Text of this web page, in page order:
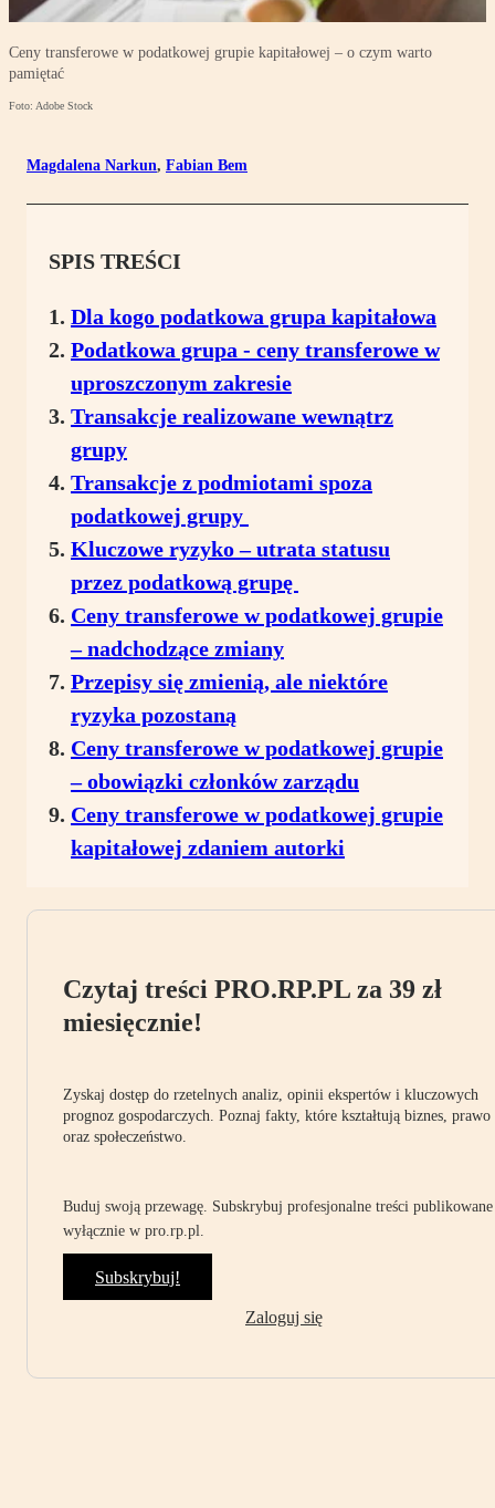
Ceny transferowe w podatkowej grupie kapitałowej – o czym warto
pamiętać
Foto: Adobe Stock
Magdalena Narkun, Fabian Bem
SPIS TREŚCI
Dla kogo podatkowa grupa kapitałowa
Podatkowa grupa - ceny transferowe w
uproszczonym zakresie
Transakcje realizowane wewnątrz
grupy
Transakcje z podmiotami spoza
podatkowej grupy
Kluczowe ryzyko – utrata statusu
przez podatkową grupę
Ceny transferowe w podatkowej grupie
– nadchodzące zmiany
Przepisy się zmienią, ale niektóre
ryzyka pozostaną
Ceny transferowe w podatkowej grupie
– obowiązki członków zarządu
Ceny transferowe w podatkowej grupie
kapitałowej zdaniem autorki
Czytaj treści PRO.RP.PL za 39 zł
miesięcznie!
Zyskaj dostęp do rzetelnych analiz, opinii ekspertów i kluczowych
prognoz gospodarczych. Poznaj fakty, które kształtują biznes, prawo
oraz społeczeństwo.
Buduj swoją przewagę. Subskrybuj profesjonalne treści publikowane
wyłącznie w pro.rp.pl.
Subskrybuj!
Zaloguj się